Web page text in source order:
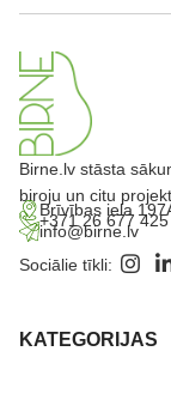
Birne.lv stāsta
biroju un citu
Brīvības iela
+371 26 677 425
info@birne.lv
Sociālie tīkli:
KATEGORIJAS